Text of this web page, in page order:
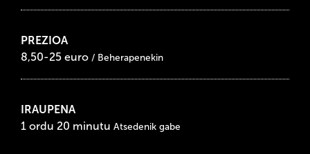
PREZIOA
8,50-25 euro / Beherapenekin
IRAUPENA
1 ordu 20 minutu Atsedenik gabe